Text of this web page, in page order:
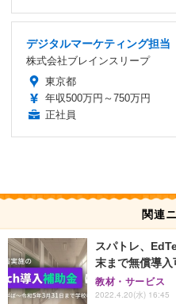
デジタルマーケティング担当
株式会社ブレインスリープ
東京都
年収500万円～750万円
正社員
関連
スパトレ、
末まで無償導入
教材・サービス
2022.4.20(水) 16:45